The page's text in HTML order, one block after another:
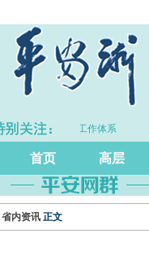
击治理电诈工作体系
首页 高层
省内资讯 正文